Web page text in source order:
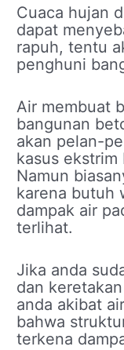
Cuaca hujan
dapat
rapuh, tentu
penghuni
Air membuat
bangunan
akan pelan-
kasus ekstrim
Namun
karena butuh
dampak air
terlihat.
Jika anda
dan
anda akibat
bahwa
terkena